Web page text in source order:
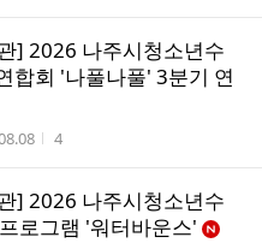
] 2026 나주시청소년수
합회 '나풀나풀' 3분기 연
시간 조회수
4
] 2026 나주시청소년수
로그램 '워터바운스'